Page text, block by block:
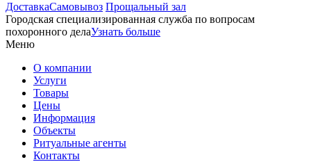
ДоставкаСамовывоз Прощальный зал
Городская специализированная служба по вопросам
похоронного делаУзнать больше
Меню
О компании
Услуги
Товары
Цены
Информация
Объекты
Ритуальные агенты
Контакты